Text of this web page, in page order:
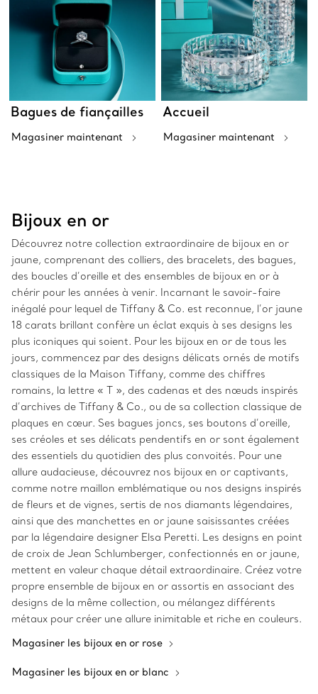
Bagues de fiançailles
Magasiner maintenant
Accueil
Magasiner maintenant
Bijoux en or
Découvrez notre collection extraordinaire de bijoux en or
jaune, comprenant des colliers, des bracelets, des bagues,
des boucles d’oreille et des ensembles de bijoux en or à
chérir pour les années à venir. Incarnant le savoir-faire
inégalé pour lequel de Tiffany & Co. est reconnue, l’or jaune
18 carats brillant confère un éclat exquis à ses designs les
plus iconiques qui soient. Pour les bijoux en or de tous les
jours, commencez par des designs délicats ornés de motifs
classiques de la Maison Tiffany, comme des chiffres
romains, la lettre « T », des cadenas et des nœuds inspirés
d’archives de Tiffany & Co., ou de sa collection classique de
plaques en cœur. Ses bagues joncs, ses boutons d’oreille,
ses créoles et ses délicats pendentifs en or sont également
des essentiels du quotidien des plus convoités. Pour une
allure audacieuse, découvrez nos bijoux en or captivants,
comme notre maillon emblématique ou nos designs inspirés
de fleurs et de vignes, sertis de nos diamants légendaires,
ainsi que des manchettes en or jaune saisissantes créées
par la légendaire designer Elsa Peretti. Les designs en point
de croix de Jean Schlumberger, confectionnés en or jaune,
mettent en valeur chaque détail extraordinaire. Créez votre
propre ensemble de bijoux en or assortis en associant des
designs de la même collection, ou mélangez différents
métaux pour créer une allure inimitable et riche en couleurs.
Magasiner les bijoux en or rose
Magasiner les bijoux en or blanc